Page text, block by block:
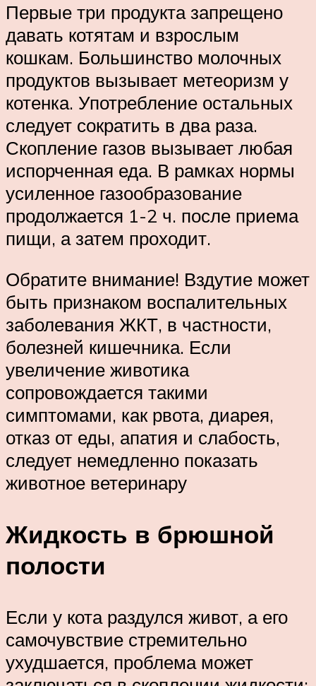
Первые три продукта запрещено
давать котятам и взрослым
кошкам. Большинство молочных
продуктов вызывает метеоризм у
котенка. Употребление остальных
следует сократить в два раза.
Скопление газов вызывает любая
испорченная еда. В рамках нормы
усиленное газообразование
продолжается 1-2 ч. после приема
пищи, а затем проходит.
Обратите внимание! Вздутие может
быть признаком воспалительных
заболевания ЖКТ, в частности,
болезней кишечника. Если
увеличение животика
сопровождается такими
симптомами, как рвота, диарея,
отказ от еды, апатия и слабость,
следует немедленно показать
животное ветеринару
Жидкость в брюшной
полости
Если у кота раздулся живот, а его
самочувствие стремительно
ухудшается, проблема может